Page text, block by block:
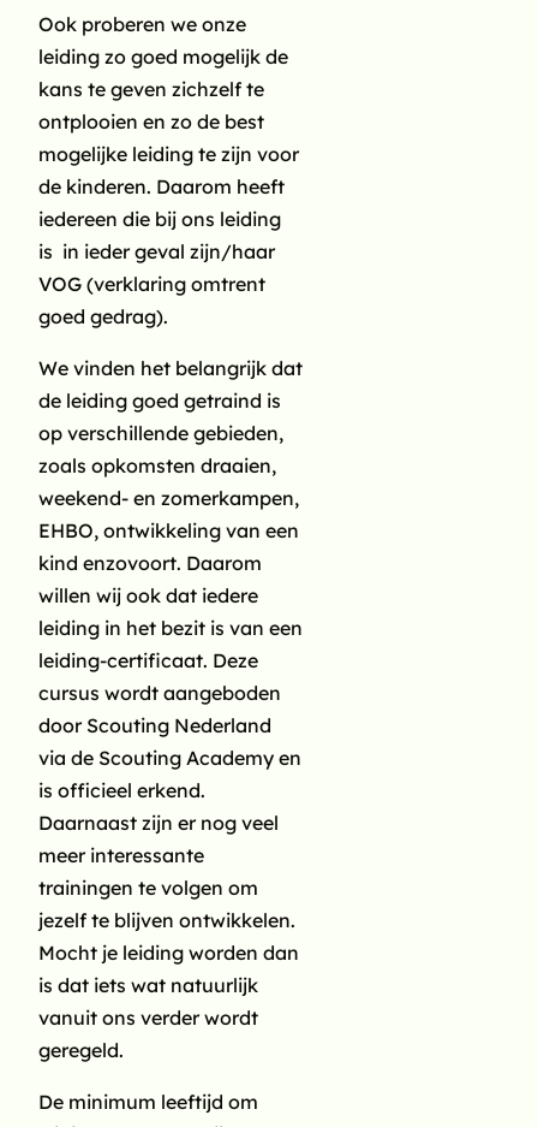
aanvullende
contactgegevens van je
ouder(s)/verzorger(s)
invullen.
Voorletters (Vereist)
Voornaam (Vereist)
Achternaam
Adres
Postcode (Vereist)
Woonplaats (Vereist)
Land
Telefoon
Mobiel
Ook proberen we onze
leiding zo goed mogelijk de
kans te geven zichzelf te
ontplooien en zo de best
mogelijke leiding te zijn voor
de kinderen. Daarom heeft
iedereen die bij ons leiding
is in ieder geval zijn/haar
VOG (verklaring omtrent
goed gedrag).
We vinden het belangrijk dat
de leiding goed getraind is
op verschillende gebieden,
zoals opkomsten draaien,
weekend- en zomerkampen,
EHBO, ontwikkeling van een
kind enzovoort. Daarom
willen wij ook dat iedere
leiding in het bezit is van een
leiding-certificaat. Deze
cursus wordt aangeboden
door Scouting Nederland
via de Scouting Academy en
is officieel erkend.
Daarnaast zijn er nog veel
meer interessante
trainingen te volgen om
jezelf te blijven ontwikkelen.
Mocht je leiding worden dan
is dat iets wat natuurlijk
vanuit ons verder wordt
geregeld.
De minimum leeftijd om